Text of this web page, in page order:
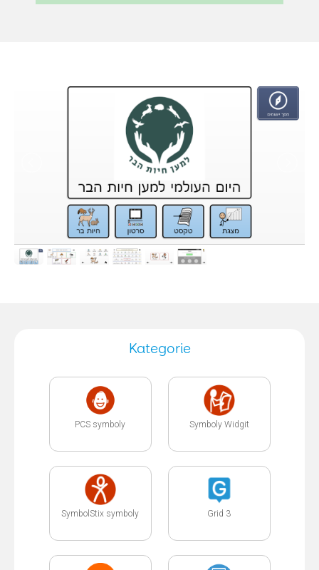
Kategorie
PCS symboly Symboly Widgit
SymbolStix symboly Grid 3